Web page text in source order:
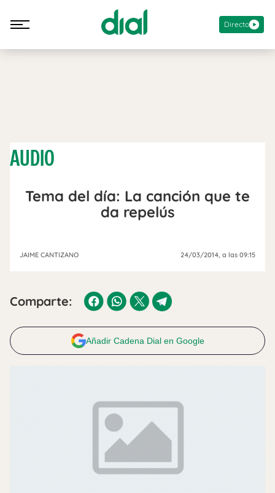
Directo
AUDIO
Tema del día: La canción que te
da repelús
JAIME CANTIZANO 24/03/2014, a las 09:15
Comparte:
Añadir Cadena Dial en Google